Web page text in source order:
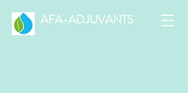
AFA-ADJUVANTS